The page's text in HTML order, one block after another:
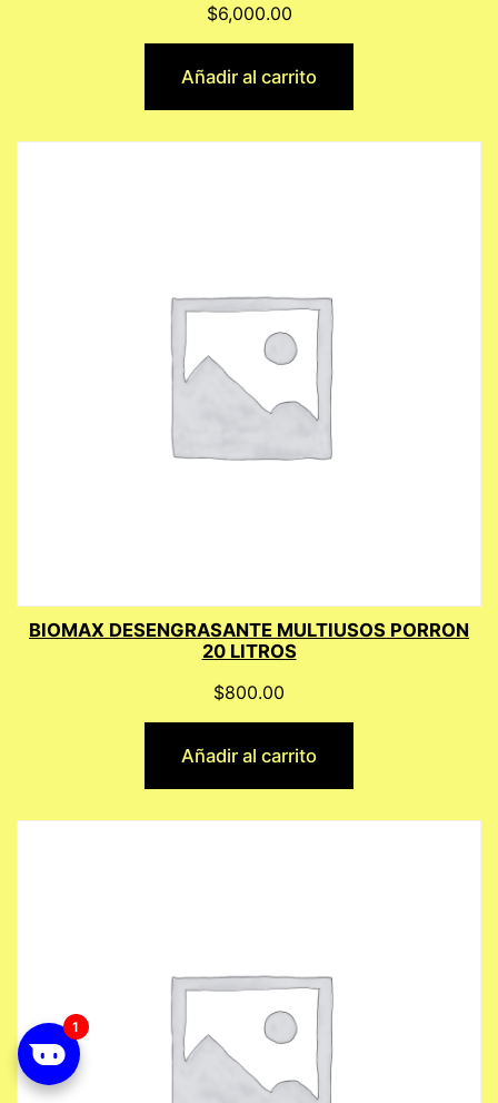
$6,000.00
Añadir al carrito
BIOMAX DESENGRASANTE MULTIUSOS PORRON
20 LITROS
$800.00
Añadir al carrito